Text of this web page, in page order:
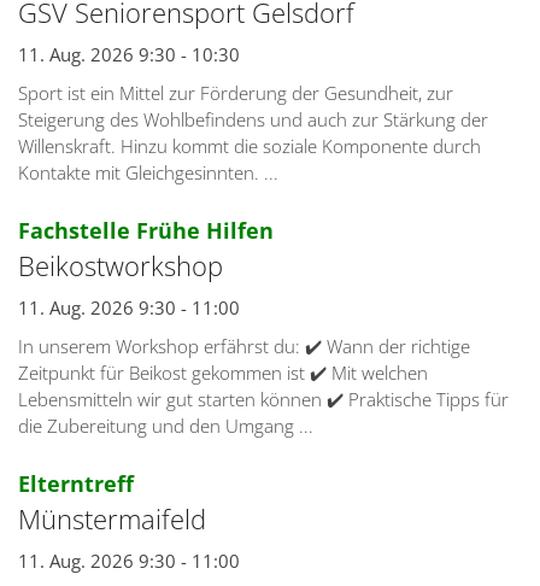
GSV Seniorensport Gelsdorf
11. Aug. 2026 9:30 - 10:30
Sport ist ein Mittel zur Förderung der Gesundheit, zur
Steigerung des Wohlbefindens und auch zur Stärkung der
Willenskraft. Hinzu kommt die soziale Komponente durch
Kontakte mit Gleichgesinnten. ...
Fachstelle Frühe Hilfen
Beikostworkshop
11. Aug. 2026 9:30 - 11:00
In unserem Workshop erfährst du: ✔️ Wann der richtige
Zeitpunkt für Beikost gekommen ist ✔️ Mit welchen
Lebensmitteln wir gut starten können ✔️ Praktische Tipps für
die Zubereitung und den Umgang ...
Elterntreff:
Münstermaifeld
11. Aug. 2026 9:30 - 11:00